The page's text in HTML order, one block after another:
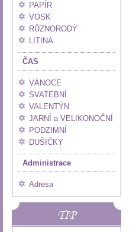
PAPÍR
VOSK
RŮZNORODÝ
LITINA
ČAS
VÁNOCE
SVATEBNÍ
VALENTÝN
JARNÍ a VELIKONOČNÍ
PODZIMNÍ
DUŠIČKY
Administrace
Adresa
TIP